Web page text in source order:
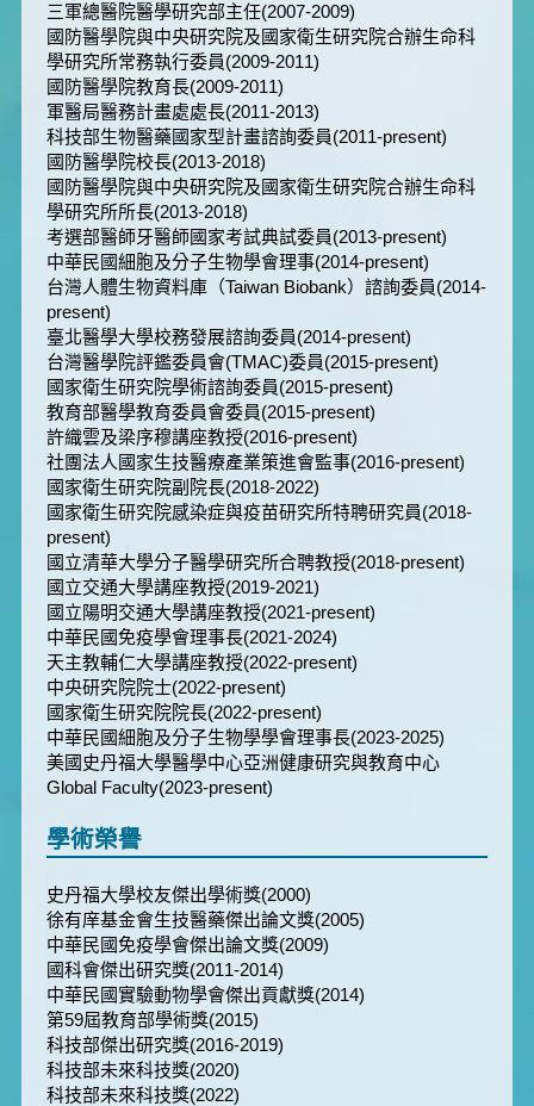
三軍總醫院醫學研究部主任(2007-2009)
國防醫學院與中央研究院及國家衛生研究院合辦生命科
學研究所常務執行委員(2009-2011)
國防醫學院教育長(2009-2011)
軍醫局醫務計畫處處長(2011-2013)
科技部生物醫藥國家型計畫諮詢委員(2011-present)
國防醫學院校長(2013-2018)
國防醫學院與中央研究院及國家衛生研究院合辦生命科
學研究所所長(2013-2018)
考選部醫師牙醫師國家考試典試委員(2013-present)
中華民國細胞及分子生物學會理事(2014-present)
台灣人體生物資料庫（Taiwan Biobank）諮詢委員(2014-
present)
臺北醫學大學校務發展諮詢委員(2014-present)
台灣醫學院評鑑委員會(TMAC)委員(2015-present)
國家衛生研究院學術諮詢委員(2015-present)
教育部醫學教育委員會委員(2015-present)
許織雲及梁序穆講座教授(2016-present)
社團法人國家生技醫療產業策進會監事(2016-present)
國家衛生研究院副院長(2018-2022)
國家衛生研究院感染症與疫苗研究所特聘研究員(2018-
present)
國立清華大學分子醫學研究所合聘教授(2018-present)
國立交通大學講座教授(2019-2021)
國立陽明交通大學講座教授(2021-present)
中華民國免疫學會理事長(2021-2024)
天主教輔仁大學講座教授(2022-present)
中央研究院院士(2022-present)
國家衛生研究院院長(2022-present)
中華民國細胞及分子生物學學會理事長(2023-2025)
美國史丹福大學醫學中心亞洲健康研究與教育中心
Global Faculty(2023-present)
學術榮譽
史丹福大學校友傑出學術獎(2000)
徐有庠基金會生技醫藥傑出論文獎(2005)
中華民國免疫學會傑出論文獎(2009)
國科會傑出研究獎(2011-2014)
中華民國實驗動物學會傑出貢獻獎(2014)
第59屆教育部學術獎(2015)
科技部傑出研究獎(2016-2019)
科技部未來科技獎(2020)
科技部未來科技獎(2022)